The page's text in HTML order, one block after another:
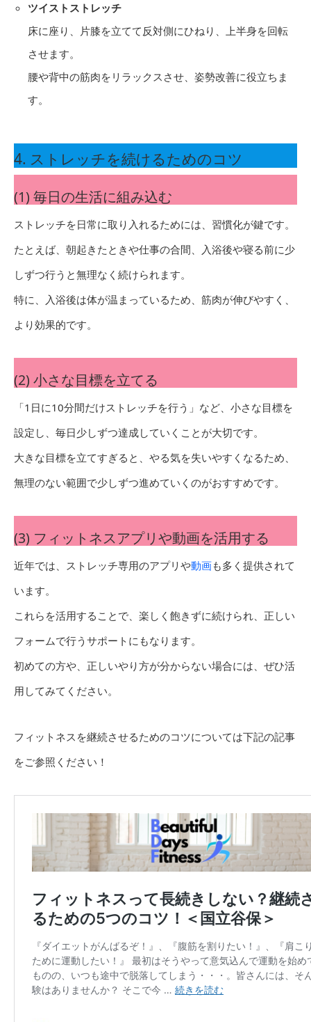
ツイストストレッチ
床に座り、片膝を立てて反対側にひねり、上半身を回転
させます。
腰や背中の筋肉をリラックスさせ、姿勢改善に役立ちま
す。
4. ストレッチを続けるためのコツ
(1) 毎日の生活に組み込む
ストレッチを日常に取り入れるためには、習慣化が鍵です。
たとえば、朝起きたときや仕事の合間、入浴後や寝る前に少
しずつ行うと無理なく続けられます。
特に、入浴後は体が温まっているため、筋肉が伸びやすく、
より効果的です。
(2) 小さな目標を立てる
「1日に10分間だけストレッチを行う」など、小さな目標を
設定し、毎日少しずつ達成していくことが大切です。
大きな目標を立てすぎると、やる気を失いやすくなるため、
無理のない範囲で少しずつ進めていくのがおすすめです。
(3) フィットネスアプリや動画を活用する
近年では、ストレッチ専用のアプリや動画も多く提供されて
います。
これらを活用することで、楽しく飽きずに続けられ、正しい
フォームで行うサポートにもなります。
初めての方や、正しいやり方が分からない場合には、ぜひ活
用してみてください。
フィットネスを継続させるためのコツについては下記の記事
をご参照ください！